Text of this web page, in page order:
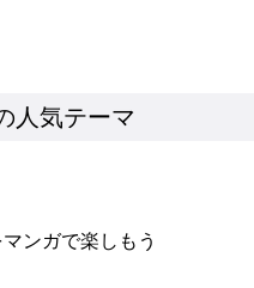
人気テーマ
ンガで楽しもう